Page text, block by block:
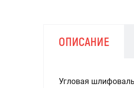
ОПИСАНИЕ
Угловая